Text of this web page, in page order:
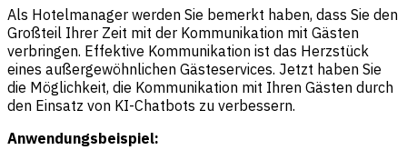
Als Hotelmanager werden Sie bemerkt haben, dass Sie den
Großteil Ihrer Zeit mit der Kommunikation mit Gästen
verbringen. Effektive Kommunikation ist das Herzstück
eines außergewöhnlichen Gästeservices. Jetzt haben Sie
die Möglichkeit, die Kommunikation mit Ihren Gästen durch
den Einsatz von KI-Chatbots zu verbessern.
Anwendungsbeispiel: